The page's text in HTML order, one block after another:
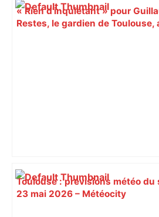
« Rien d'inquiétant » pour
Restes, le gardien de Toulouse,
Toulouse : prévisions météo du
23 mai 2026 – Météocity